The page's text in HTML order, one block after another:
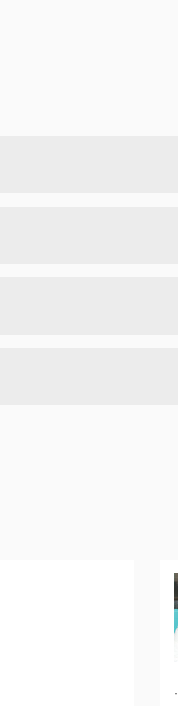
·